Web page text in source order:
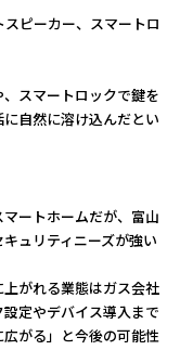
ピーカー、スマートロ
スマートロックで鍵を
自然に溶け込んだとい
ートホームだが、富山
ュリティニーズが強い
がれる業態はガス会社
定やデバイス導入まで
がる」と今後の可能性